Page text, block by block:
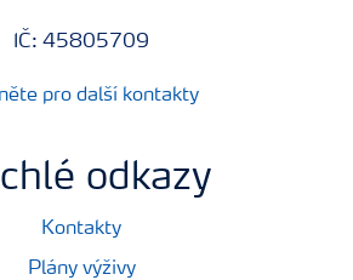
IČ: 45805709
pro další kontakty
odkazy
Kontakty
Plány výživy